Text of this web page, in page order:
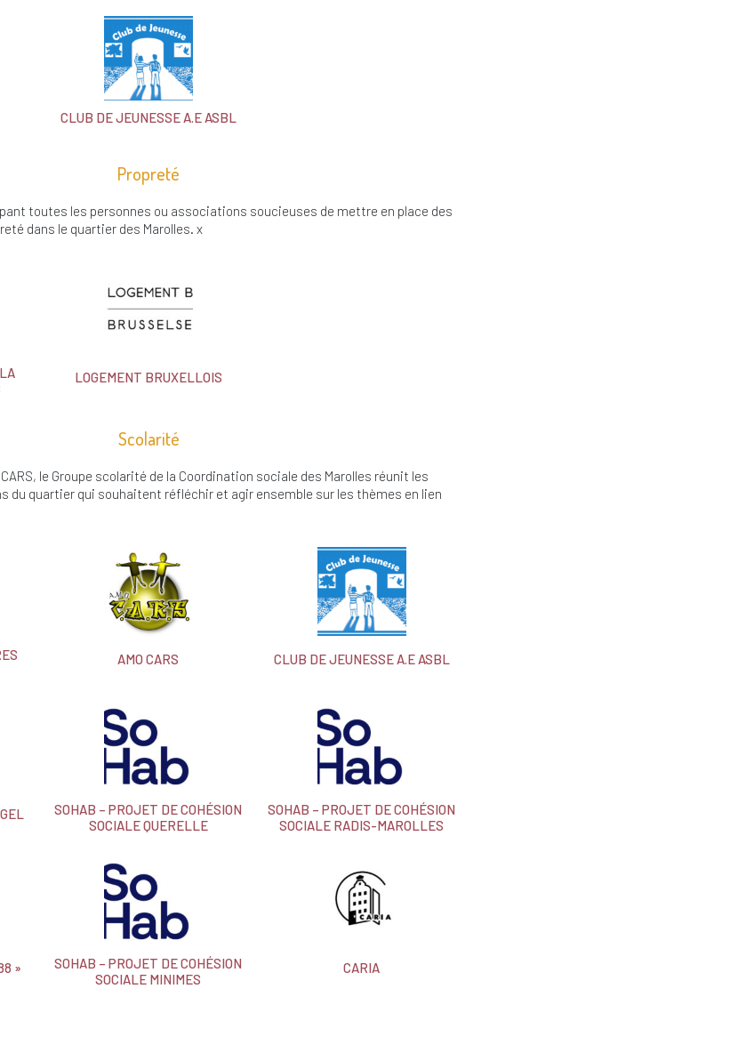
CLUB DE JEUNESSE A.E ASBL
Propreté
toutes les personnes ou associations soucieuses de mettre en place des
dans le quartier des Marolles. x
LOGEMENT BRUXELLOIS
Scolarité
le Groupe scolarité de la Coordination sociale des Marolles réunit les
du quartier qui souhaitent réfléchir et agir ensemble sur les thèmes en lien
AMO CARS CLUB DE JEUNESSE A.E ASBL
SOHAB – PROJET DE COHÉSION
SOCIALE QUERELLE
SOHAB – PROJET DE COHÉSION
SOCIALE RADIS-MAROLLES
»
SOHAB – PROJET DE COHÉSION
SOCIALE MINIMES
CARIA